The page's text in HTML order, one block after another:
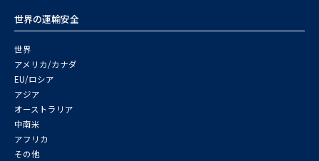
世界の運輸安全
世界
アメリカ/カナダ
EU/ロシア
アジア
オーストラリア
中南米
アフリカ
その他